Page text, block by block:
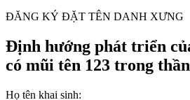
ĐĂNG KÝ ĐẶT TÊN DANH XƯNG
Định hướng phát triển
có mũi tên 123 trong
Họ tên khai sinh: